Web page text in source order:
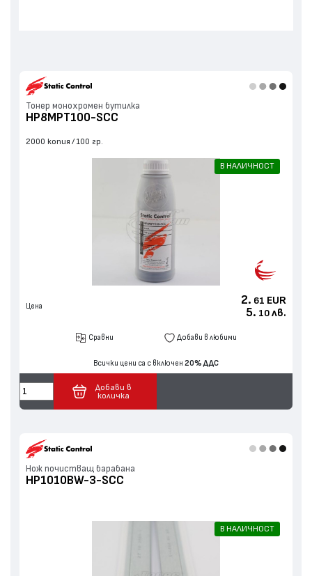
Тонер монохромен бутилка
HP8MPT100-SCC
2000 копия 100 гр.
В НАЛИЧНОСТ
Цена 2. 61 EUR
5. 10 лв.
Сравни Добави в любими
Всички цени са с включен 20% ДДС
Добави в
количка
Нож почистващ барабана
HP1010BW-3-SCC
В НАЛИЧНОСТ